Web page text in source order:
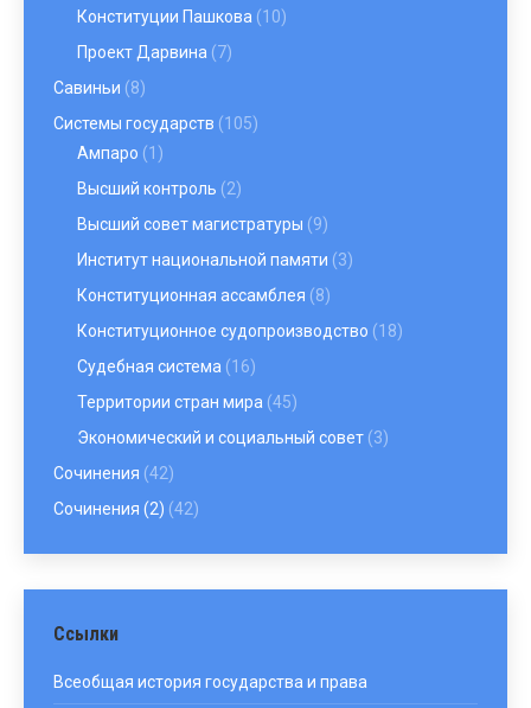
Конституции Пашкова (10)
Проект Дарвина (7)
Савиньи (8)
Системы государств (105)
Ампаро (1)
Высший контроль (2)
Высший совет магистратуры (9)
Институт национальной памяти (3)
Конституционная ассамблея (8)
Конституционное судопроизводство (18)
Судебная система (16)
Территории стран мира (45)
Экономический и социальный совет (3)
Сочинения (42)
Сочинения (2) (42)
Ссылки
Всеобщая история государства и права